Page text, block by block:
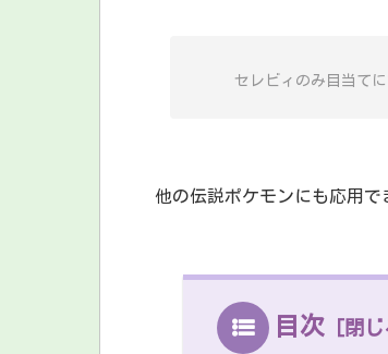
セレビィのみ目当て
他の伝説ポケモンにも応用で
目次